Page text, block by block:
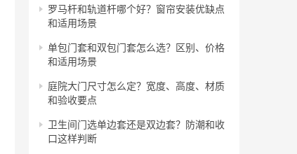
罗马杆和轨道杆哪个好？窗帘安装优缺点
和适用场景
单包门套和双包门套怎么选？区别、价格
和适用场景
庭院大门尺寸怎么定？宽度、高度、材质
和验收要点
卫生间门选单边套还是双边套？防潮和收
口这样判断